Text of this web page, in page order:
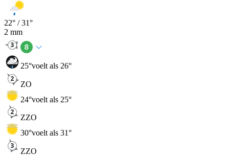
22° /31°
2 mm
25°voelt als 26°
ZO
24°voelt als 25°
ZZO
30°voelt als 31°
ZZO